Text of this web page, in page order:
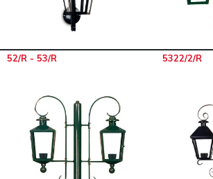
52/R - 53/R 5322/2/R